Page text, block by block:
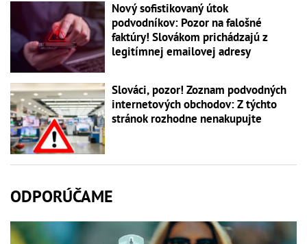
Nový sofistikovaný útok
podvodníkov: Pozor na falošné
faktúry! Slovákom prichádzajú z
legitímnej emailovej adresy
Slováci, pozor! Zoznam podvodných
internetových obchodov: Z týchto
stránok rozhodne nenakupujte
ODPORÚČAME